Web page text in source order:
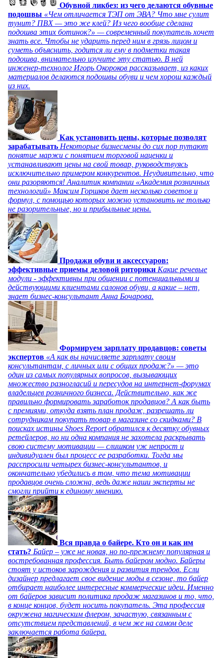
Обувной ликбез: из чего делаются обувные
подошвы «Чем отличается ТЭП от ЭВА? Что мне сулит
тунит? ПВХ — это же клей? Из чего вообще сделана
подошва этих ботинок?» — современный покупатель хочет
знать все. Чтобы не ударить перед ним в грязь лицом и
суметь объяснить, годится ли ему в подметки такая
подошва, внимательно изучите эту статью. В ней
инженер-технолог Игорь Окороков рассказывает, из каких
материалов делаются подошвы обуви и чем хорош каждый
из них.
Как установить цены, которые позволят
зарабатывать Некоторые бизнесмены до сих пор путают
понятие маржи с понятием торговой наценки и
устанавливают цены на свой товар, руководствуясь
исключительно примером конкурентов. Неудивительно, что
они разоряются! Аналитик компании «Академия розничных
технологий» Максим Горшков дает несколько советов и
формул, с помощью которых можно установить не только
не разорительные, но и прибыльные цены.
Продажи обуви и аксессуаров:
эффективные приемы деловой риторики Какие речевые
модули - эффективны при общении с потенциальными и
действующими клиентами салонов обуви, а какие – нет,
знает бизнес-консультант Анна Бочарова.
Формируем зарплату продавцов: советы
экспертов «А как вы начисляете зарплату своим
консультантам, с личных или с общих продаж?» — это
один из самых популярных вопросов, вызывающих
множество разногласий и пересудов на интернет-форумах
владельцев розничного бизнеса. Действительно, как же
правильно формировать заработок продавцов? А как быть
с премиями, откуда взять план продаж, разрешать ли
сотрудникам покупать товар в магазине со скидками? В
поисках истины Shoes Report обратился к десятку обувных
ретейлеров, но ни одна компания не захотела раскрывать
свою систему мотивации — слишком уж непрост и
индивидуален был процесс ее разработки. Тогда мы
расспросили четырех бизнес-консультантов, и
окончательно убедились в том, что тема мотивации
продавцов очень сложна, ведь даже наши эксперты не
смогли прийти к единому мнению.
Вся правда о байере. Кто он и как им
стать? Байер – уже не новая, но по-прежнему популярная и
востребованная профессия. Быть байером модно. Байеры
стоят у истоков зарождения и развития трендов. Если
дизайнер предлагает свое видение моды в сезоне, то байер
отбирает наиболее интересные коммерческие идеи. Именно
от байеров зависит политика продаж магазинов и то, что,
в конце концов, будет носить покупатель. Эта профессия
окружена магическим флером, зачастую, связанным с
отсутствием представлений, в чем же на самом деле
заключается работа байера.